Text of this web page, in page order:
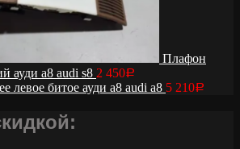
Плафон
ауди а8 audi s8 2 450Р
левое битое ауди а8 audi a8 5 210Р